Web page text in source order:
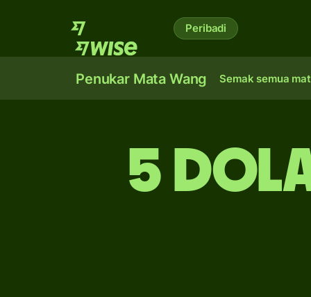
Peribadi
Penukar Mata Wang Semak semua
5